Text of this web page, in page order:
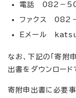
電話 082－
ファクス 082
Eメール
なお、下記の「寄附
出書をダウンロード
寄附申出書に必要事